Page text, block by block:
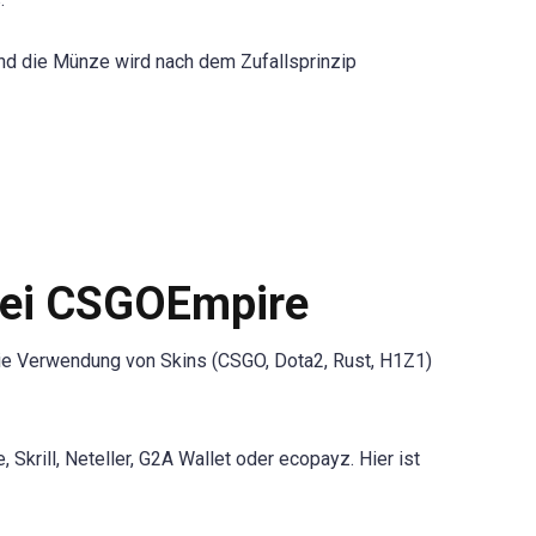
die Münze wird nach dem Zufallsprinzip
CSGOEmpire
von Skins (CSGO, Dota2, Rust, H1Z1)
Skrill, Neteller, G2A Wallet oder ecopayz. Hier ist